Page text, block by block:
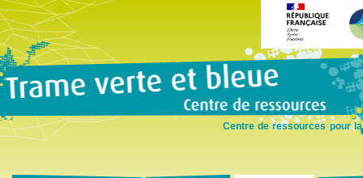
Centre de ressources pour